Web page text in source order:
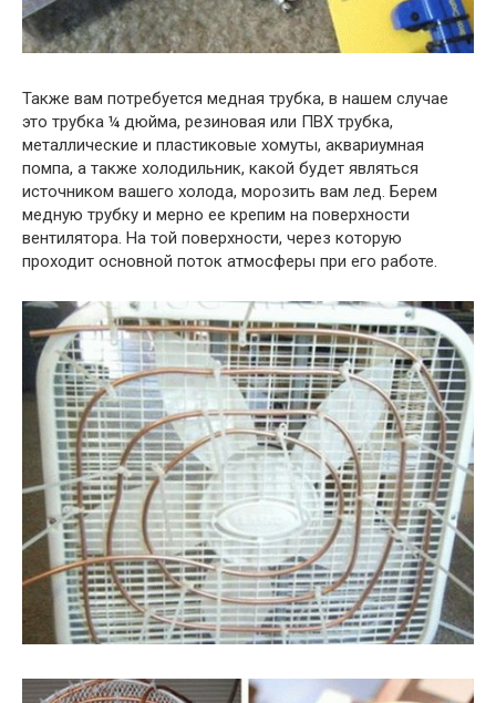
Также вам потребуется медная трубка, в нашем случае
это трубка ¼ дюйма, резиновая или ПВХ трубка,
металлические и пластиковые хомуты, аквариумная
помпа, а также холодильник, какой будет являться
источником вашего холода, морозить вам лед. Берем
медную трубку и мерно ее крепим на поверхности
вентилятора. На той поверхности, через которую
проходит основной поток атмосферы при его работе.